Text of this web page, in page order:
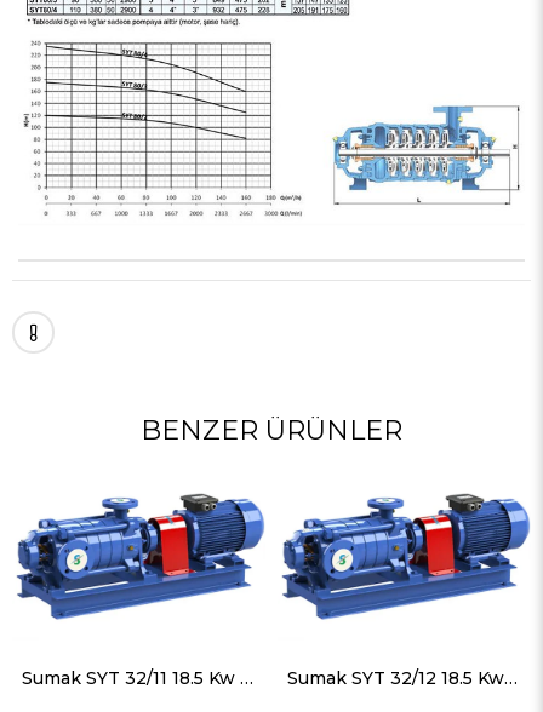
BENZER ÜRÜNLER
Sumak SYT 32/11 18.5 Kw Motorlu Aküple Yatay Milli Kademeli Pompa Trifaze (380V) Sumak SYT 32/12 18.5 Kw Motorlu Aküple Yatay Milli Kademeli Pompa Trifaze (380V)